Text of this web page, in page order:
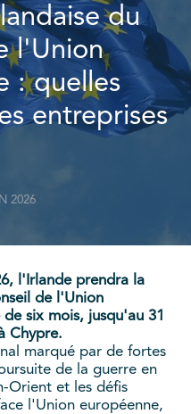
du
l'Union
: quelles
entreprises
2026
l'Irlande prendra la
de l'Union
six mois, jusqu'au 31
Chypre.
marqué par de fortes
de la guerre en
Orient et les défis
l'Union européenne,